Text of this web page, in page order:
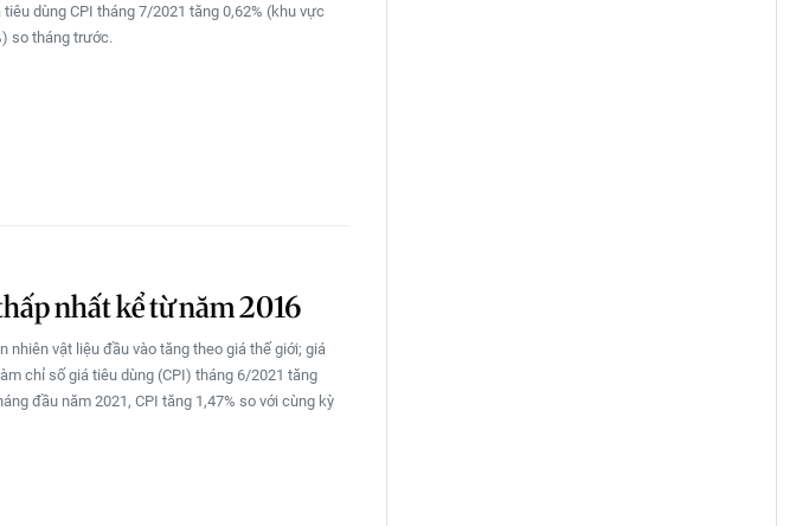
dùng CPI tháng 7/2021 tăng 0,62% (khu vực
so tháng trước.
nhất kể từ năm 2016
nhiên vật liệu đầu vào tăng theo giá thế giới; giá
chỉ số giá tiêu dùng (CPI) tháng 6/2021 tăng
đầu năm 2021, CPI tăng 1,47% so với cùng kỳ